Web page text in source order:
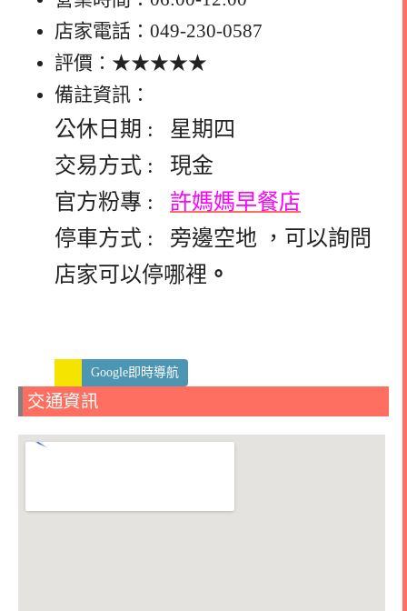
店家電話：049-230-0587
評價：★★★★★
備註資訊：
公休日期 : 星期四
交易方式 : 現金
官方粉專 : 許媽媽早餐店
停車方式 : 旁邊空地 ，可以詢問
店家可以停哪裡 。
Google即時導航
交通資訊